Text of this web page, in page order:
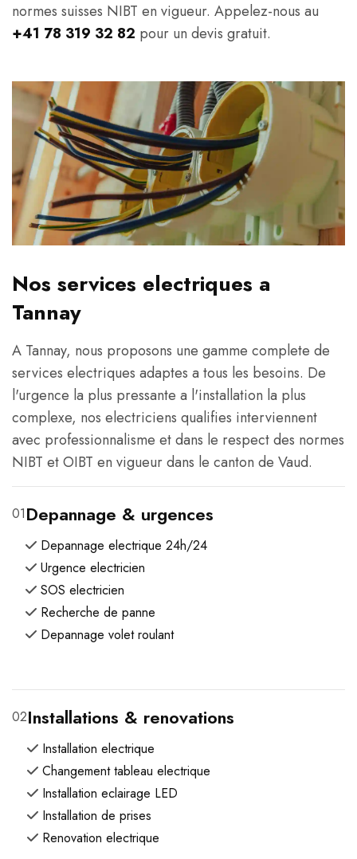
normes suisses NIBT en vigueur. Appelez-nous au
+41 78 319 32 82 pour un devis gratuit.
Nos services electriques a
Tannay
A Tannay, nous proposons une gamme complete de
services electriques adaptes a tous les besoins. De
l'urgence la plus pressante a l'installation la plus
complexe, nos electriciens qualifies interviennent
avec professionnalisme et dans le respect des normes
NIBT et OIBT en vigueur dans le canton de Vaud.
01Depannage & urgences
Depannage electrique 24h/24
Urgence electricien
SOS electricien
Recherche de panne
Depannage volet roulant
02Installations & renovations
Installation electrique
Changement tableau electrique
Installation eclairage LED
Installation de prises
Renovation electrique